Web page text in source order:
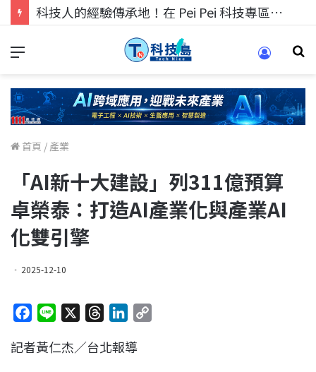
科技人的經驗傳承地！在 Pei Pei 科技專區，與學弟妹交流最硬核的技術
首頁 / 產業
「AI新十大建設」列311億預算
卓榮泰：打造AI產業化與產業AI
化雙引擎
2025-12-10
c
n
r
n
記者黃仁杰／台北報導